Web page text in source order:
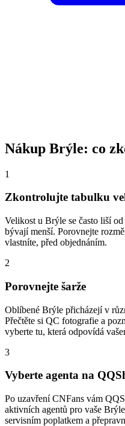
Nákup Brýle: co
1
Zkontrolujte tabulku
Velikost u Brýle se často liší
bývají menší. Porovnejte
vlastníte, před objednáním.
2
Porovnejte šarže
Oblíbené Brýle přicházejí v
Přečtěte si QC fotografie a
vyberte tu, která odpovídá
3
Vyberte agenta na
Po uzavření CNFans vám
aktivních agentů pro vaše
servisním poplatkem a